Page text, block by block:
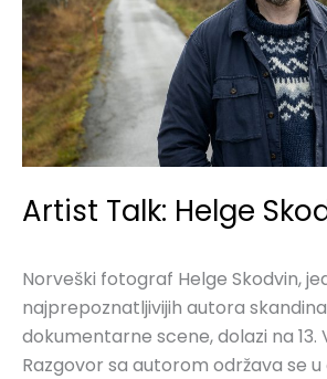
Artist Talk: Helge
Norveški fotograf Helge Skodvin,
najprepoznatljivijih autora
dokumentarne scene, dolazi na 13.
Razgovor sa autorom održava se